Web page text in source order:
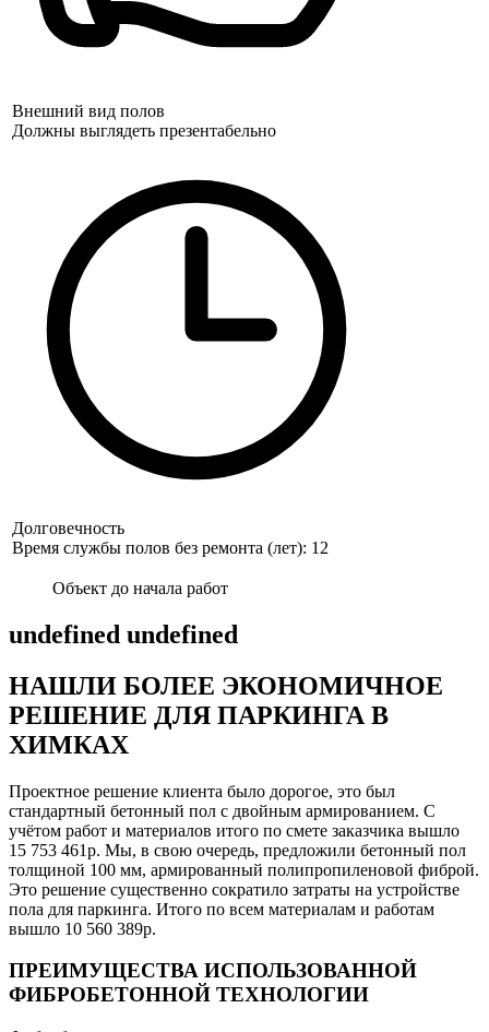
Внешний вид полов
Должны выглядеть презентабельно
Долговечность
Время службы полов без ремонта (лет): 12
Объект до начала работ
undefined undefined
НАШЛИ БОЛЕЕ ЭКОНОМИЧНОЕ
РЕШЕНИЕ ДЛЯ ПАРКИНГА В
ХИМКАХ
Проектное решение клиента было дорогое, это был
стандартный бетонный пол с двойным армированием. С
учётом работ и материалов итого по смете заказчика вышло
15 753 461р. Мы, в свою очередь, предложили бетонный пол
толщиной 100 мм, армированный полипропиленовой фиброй.
Это решение существенно сократило затраты на устройстве
пола для паркинга. Итого по всем материалам и работам
вышло 10 560 389р.
ПРЕИМУЩЕСТВА ИСПОЛЬЗОВАННОЙ
ФИБРОБЕТОННОЙ ТЕХНОЛОГИИ